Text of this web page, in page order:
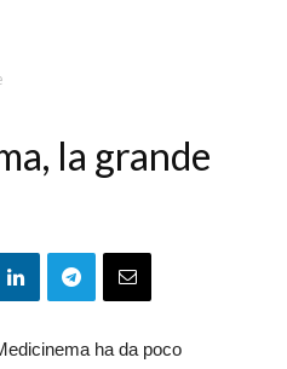
la grande
ha da poco